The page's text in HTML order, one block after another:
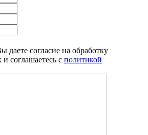
согласие на обработку
соглашаетесь с политикой